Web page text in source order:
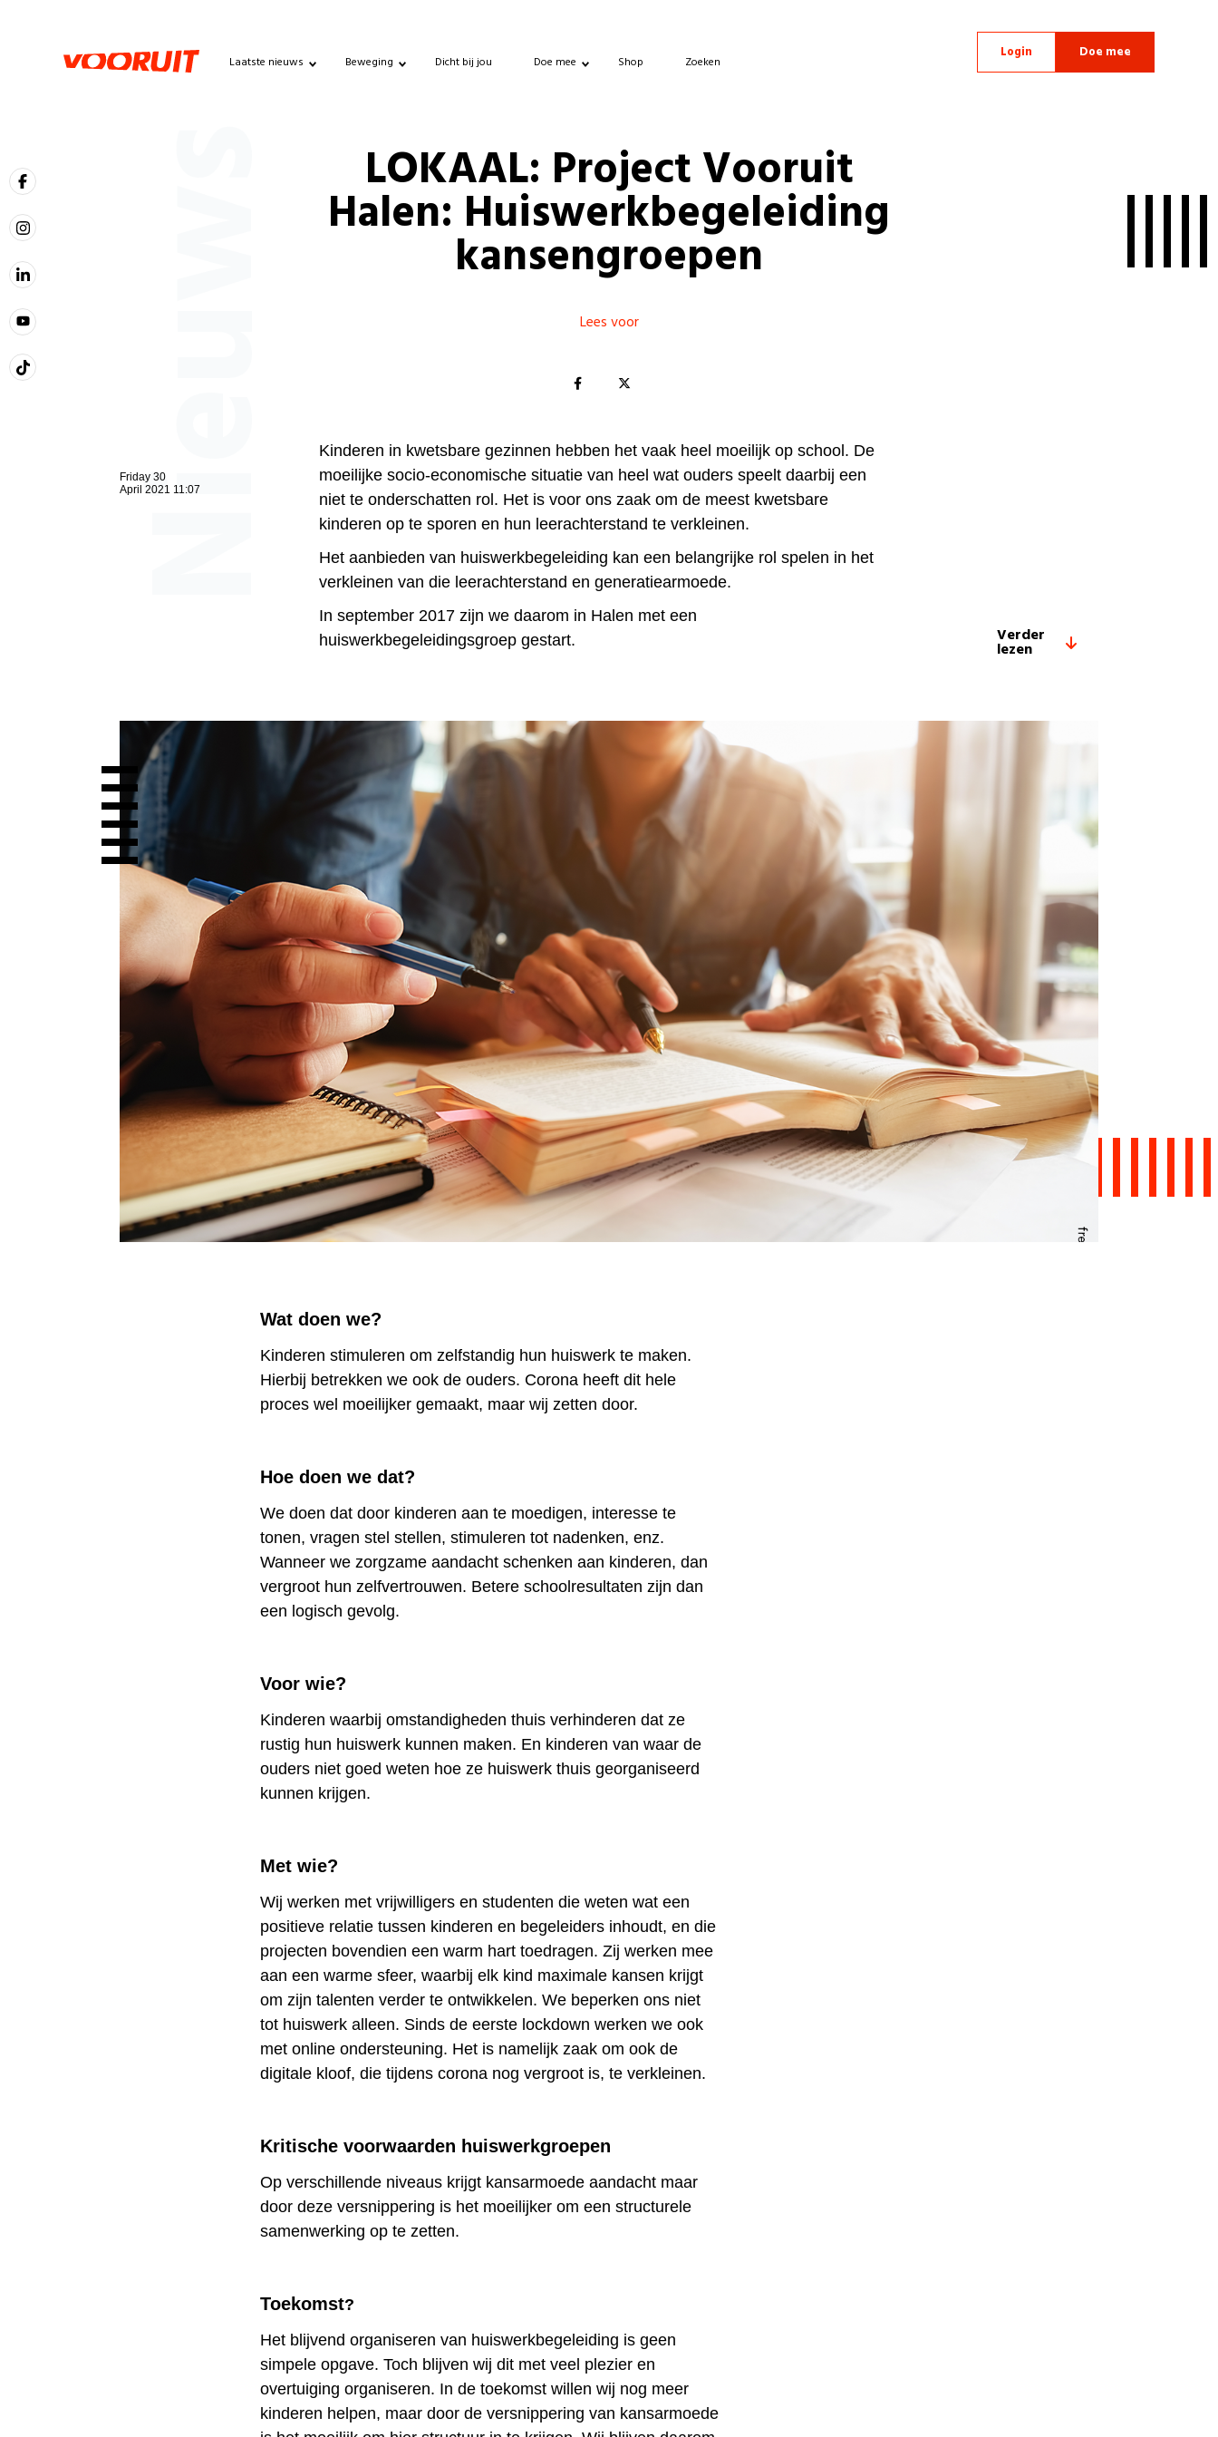
Laatste nieuws Beweging Dicht bij jou Doe mee Shop Zoeken
Login Doe mee
Nieuws LOKAAL: Project Vooruit
Halen: Huiswerkbegeleiding
kansengroepen
Lees voor
Friday 30
April 2021 11:07
Kinderen in kwetsbare gezinnen hebben het vaak heel moeilijk op school. De
moeilijke socio-economische situatie van heel wat ouders speelt daarbij een
niet te onderschatten rol. Het is voor ons zaak om de meest kwetsbare
kinderen op te sporen en hun leerachterstand te verkleinen.
Het aanbieden van huiswerkbegeleiding kan een belangrijke rol spelen in het
verkleinen van die leerachterstand en generatiearmoede.
In september 2017 zijn we daarom in Halen met een
huiswerkbegeleidingsgroep gestart.
Verder
lezen
Wat doen we?
Kinderen stimuleren om zelfstandig hun huiswerk te maken.
Hierbij betrekken we ook de ouders. Corona heeft dit hele
proces wel moeilijker gemaakt, maar wij zetten door.
Hoe doen we dat?
We doen dat door kinderen aan te moedigen, interesse te
tonen, vragen stel stellen, stimuleren tot nadenken, enz.
Wanneer we zorgzame aandacht schenken aan kinderen, dan
vergroot hun zelfvertrouwen. Betere schoolresultaten zijn dan
een logisch gevolg.
Voor wie?
Kinderen waarbij omstandigheden thuis verhinderen dat ze
rustig hun huiswerk kunnen maken. En kinderen van waar de
ouders niet goed weten hoe ze huiswerk thuis georganiseerd
kunnen krijgen.
Met wie?
Wij werken met vrijwilligers en studenten die weten wat een
positieve relatie tussen kinderen en begeleiders inhoudt, en die
projecten bovendien een warm hart toedragen. Zij werken mee
aan een warme sfeer, waarbij elk kind maximale kansen krijgt
om zijn talenten verder te ontwikkelen. We beperken ons niet
tot huiswerk alleen. Sinds de eerste lockdown werken we ook
met online ondersteuning. Het is namelijk zaak om ook de
digitale kloof, die tijdens corona nog vergroot is, te verkleinen.
Kritische voorwaarden huiswerkgroepen
Op verschillende niveaus krijgt kansarmoede aandacht maar
door deze versnippering is het moeilijker om een structurele
samenwerking op te zetten.
Toekomst?
Het blijvend organiseren van huiswerkbegeleiding is geen
simpele opgave. Toch blijven wij dit met veel plezier en
overtuiging organiseren. In de toekomst willen wij nog meer
kinderen helpen, maar door de versnippering van kansarmoede